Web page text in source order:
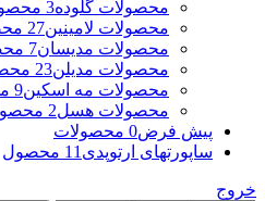
محصولات گلوده3 محصول
محصولات لامینین27 محصول
محصولات مدیسان7 محصول
محصولات مدیلن23 محصول
محصولات مه اسکین9 محصول
محصولات هسل2 محصول
پیش فرض0 محصولات
ساپورتهای ارتوپدی 11 محصول
خروج